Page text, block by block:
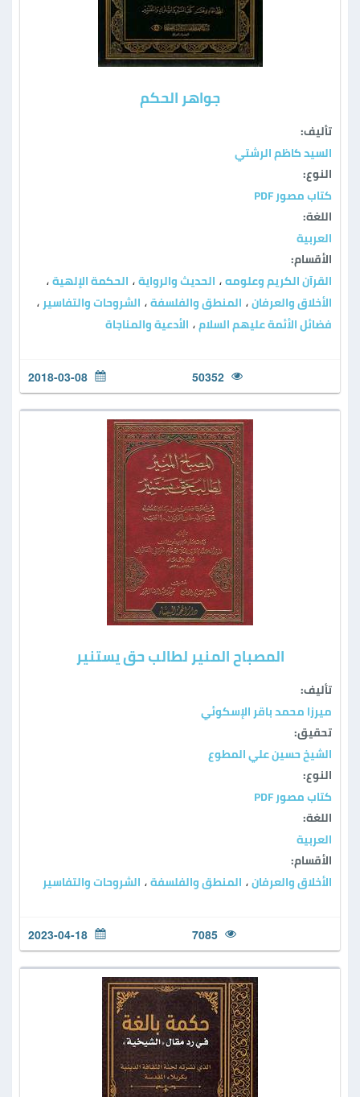
جواهر الحكم
تأليف:
السيد كاظم الرشتي
النوع:
كتاب مصور PDF
اللغة:
العربية
الأقسام:
القرآن الكريم وعلومه ، الحديث والرواية ، الحكمة الإلهية ،
الأخلاق والعرفان ، المنطق والفلسفة ، الشروحات والتفاسير ،
فضائل الأئمة عليهم السلام ، الأدعية والمناجاة
50352
2018-03-08
المصباح المنير لطالب حق يستنير
تأليف:
ميرزا محمد باقر الإسكوئي
تحقيق:
الشيخ حسين علي المطوع
النوع:
كتاب مصور PDF
اللغة:
العربية
الأقسام:
الأخلاق والعرفان ، المنطق والفلسفة ، الشروحات والتفاسير
7085
2023-04-18